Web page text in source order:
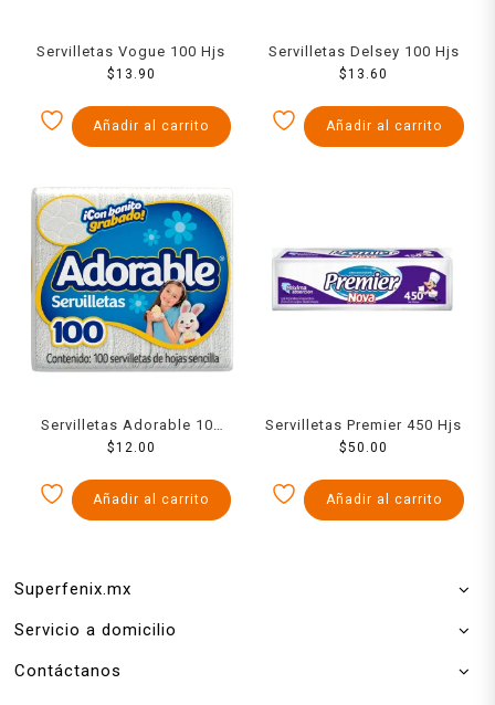
Servilletas Vogue 100 Hjs
$13.90
Añadir al carrito
Servilletas Delsey 100 Hjs
$13.60
Añadir al carrito
Servilletas Adorable 100
pzas
$12.00
Añadir al carrito
Servilletas Premier 450 Hjs
$50.00
Añadir al carrito
Superfenix.mx
Servicio a domicilio
Contáctanos